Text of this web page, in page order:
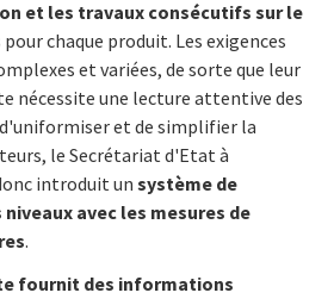
et les travaux consécutifs sur le
chaque produit. Les exigences
et variées, de sorte que leur
nécessite une lecture attentive des
et de simplifier la
le Secrétariat d'Etat à
introduit un système de
avec les mesures de
.
fournit des informations